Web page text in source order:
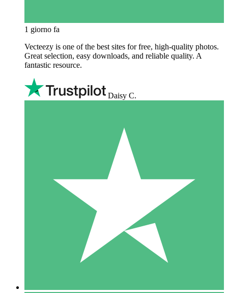
1 giorno fa
Vecteezy is one of the best sites for free, high‑quality photos.
Great selection, easy downloads, and reliable quality. A
fantastic resource.
Daisy C.